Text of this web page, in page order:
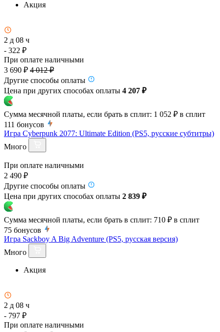
Акция
2 д 08 ч
- 322 ₽
При оплате наличными
3 690 ₽ 4 012 ₽
Другие способы оплаты
Цена при других способах оплаты 4 207 ₽
Сумма месячной платы, если брать в сплит: 1 052 ₽ в сплит
111 бонусов
Игра Cyberpunk 2077: Ultimate Edition (PS5, русские субтитры)
Много
При оплате наличными
2 490 ₽
Другие способы оплаты
Цена при других способах оплаты 2 839 ₽
Сумма месячной платы, если брать в сплит: 710 ₽ в сплит
75 бонусов
Игра Sackboy A Big Adventure (PS5, русская версия)
Много
Акция
2 д 08 ч
- 797 ₽
При оплате наличными